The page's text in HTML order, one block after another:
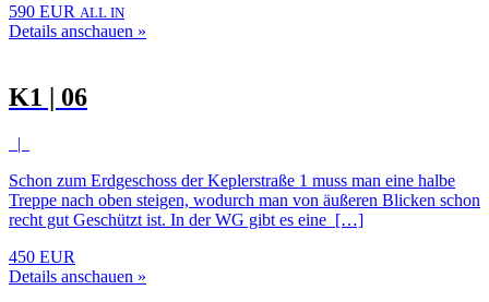
590 EUR ALL IN
Details anschauen »
K1 | 06
|
Schon zum Erdgeschoss der Keplerstraße 1 muss man eine halbe
Treppe nach oben steigen, wodurch man von äußeren Blicken schon
recht gut Geschützt ist. In der WG gibt es eine […]
450 EUR
Details anschauen »